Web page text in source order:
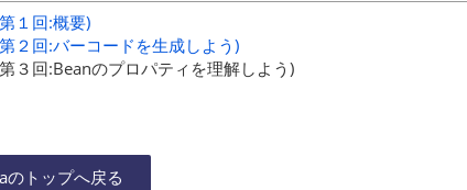
１回:概要)
２回:バーコードを生成しよう)
３回:Beanのプロパティを理解しよう)
のトップへ戻る